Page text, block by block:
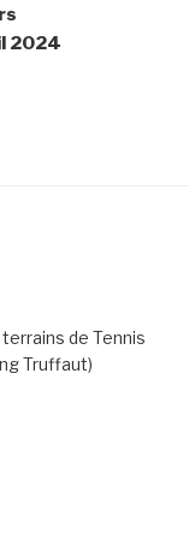
2024
de Tennis
Truffaut)